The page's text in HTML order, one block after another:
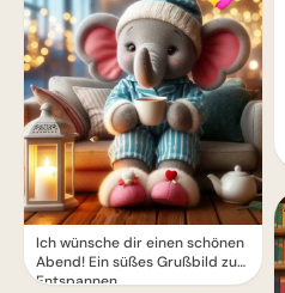
Ich wünsche dir einen schönen
Abend! Ein süßes Grußbild zum
Entspannen